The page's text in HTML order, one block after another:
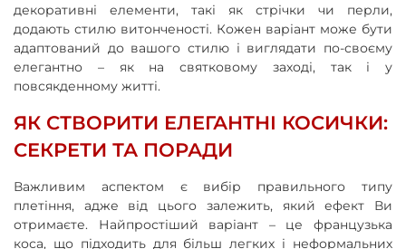
декоративні елементи, такі як стрічки чи перли,
додають стилю витонченості. Кожен варіант може бути
адаптований до вашого стилю і виглядати по-своєму
елегантно – як на святковому заході, так і у
повсякденному житті.
ЯК СТВОРИТИ ЕЛЕГАНТНІ КОСИЧКИ:
СЕКРЕТИ ТА ПОРАДИ
Важливим аспектом є вибір правильного типу
плетіння, адже від цього залежить, який ефект Ви
отримаєте. Найпростіший варіант – це французька
коса, що підходить для більш легких і неформальних